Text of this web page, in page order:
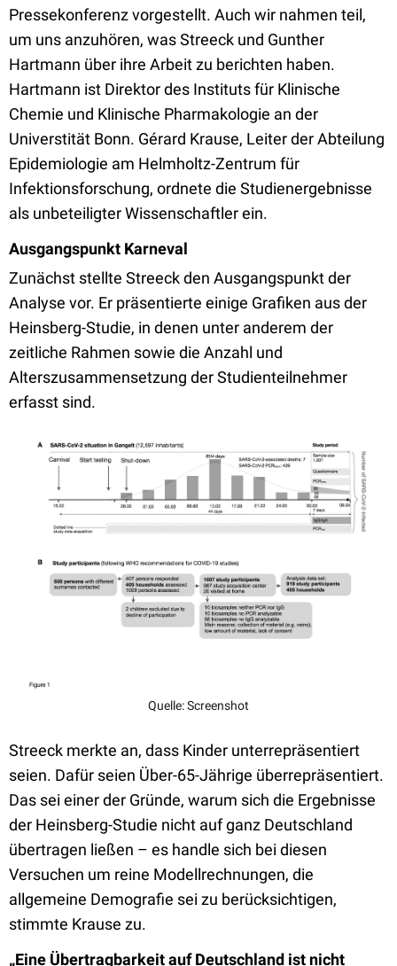
Pressekonferenz vorgestellt. Auch wir nahmen teil,
um uns anzuhören, was Streeck und Gunther
Hartmann über ihre Arbeit zu berichten haben.
Hartmann ist Direktor des Instituts für Klinische
Chemie und Klinische Pharmakologie an der
Universtität Bonn. Gérard Krause, Leiter der Abteilung
Epidemiologie am Helmholtz-Zentrum für
Infektionsforschung, ordnete die Studienergebnisse
als unbeteiligter Wissenschaftler ein.
Ausgangspunkt Karneval
Zunächst stellte Streeck den Ausgangspunkt der
Analyse vor. Er präsentierte einige Grafiken aus der
Heinsberg-Studie, in denen unter anderem der
zeitliche Rahmen sowie die Anzahl und
Alterszusammensetzung der Studienteilnehmer
erfasst sind.
Quelle: Screenshot
Streeck merkte an, dass Kinder unterrepräsentiert
seien. Dafür seien Über-65-Jährige überrepräsentiert.
Das sei einer der Gründe, warum sich die Ergebnisse
der Heinsberg-Studie nicht auf ganz Deutschland
übertragen ließen – es handle sich bei diesen
Versuchen um reine Modellrechnungen, die
allgemeine Demografie sei zu berücksichtigen,
stimmte Krause zu.
„Eine Übertragbarkeit auf Deutschland ist nicht